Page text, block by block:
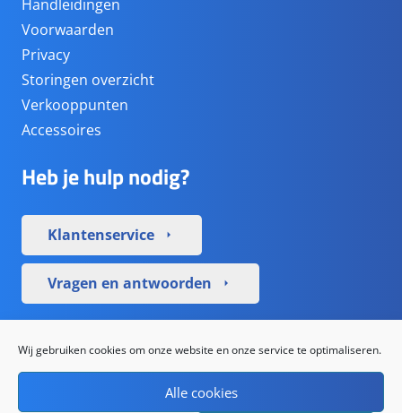
Wij gebruiken cookies om onze website en onze service te optimaliseren.
Alle cookies
Handleidingen
Voorwaarden
Privacy
Storingen overzicht
Verkooppunten
Accessoires
Heb je hulp nodig?
Klantenservice arrow_right
Vragen en antwoorden arrow_right
Sociale media